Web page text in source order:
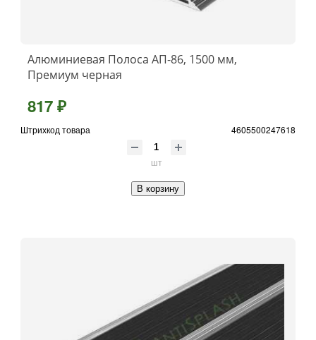
Алюминиевая Полоса АП-86, 1500 мм,
Премиум черная
817 ₽
Штрихкод товара 4605500247618
шт
В корзину